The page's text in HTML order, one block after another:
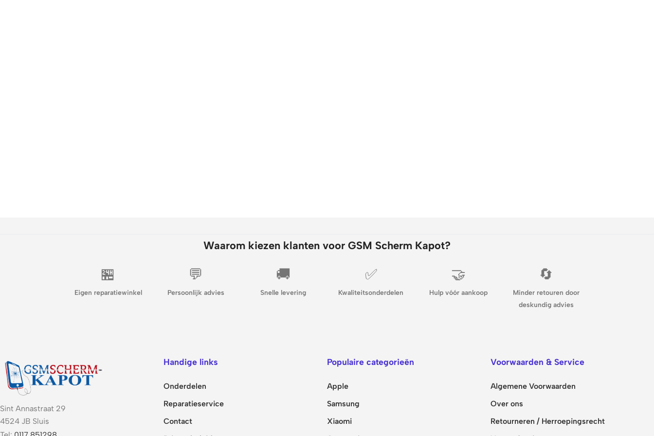
Waarom kiezen klanten voor GSM Scherm Kapot?
🏪
Eigen reparatiewinkel
💬
Persoonlijk advies
🚚
Snelle levering
✅
Kwaliteitsonderdelen
🤝
Hulp vóór aankoop
🔄
Minder retouren door
deskundig advies
Sint Annastraat 29
4524 JB Sluis
Handige links
Onderdelen
Reparatieservice
Contact
Populaire categorieën
Apple
Samsung
Xiaomi
Voorwaarden & Service
Algemene Voorwaarden
Over ons
Retourneren / Herroepingsrecht